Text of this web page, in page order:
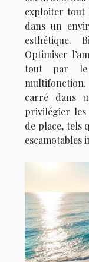
exploiter tout
dans un
esthétique.
Optimiser
tout par le
carré dans
privilégier
de place, tels
escamotables